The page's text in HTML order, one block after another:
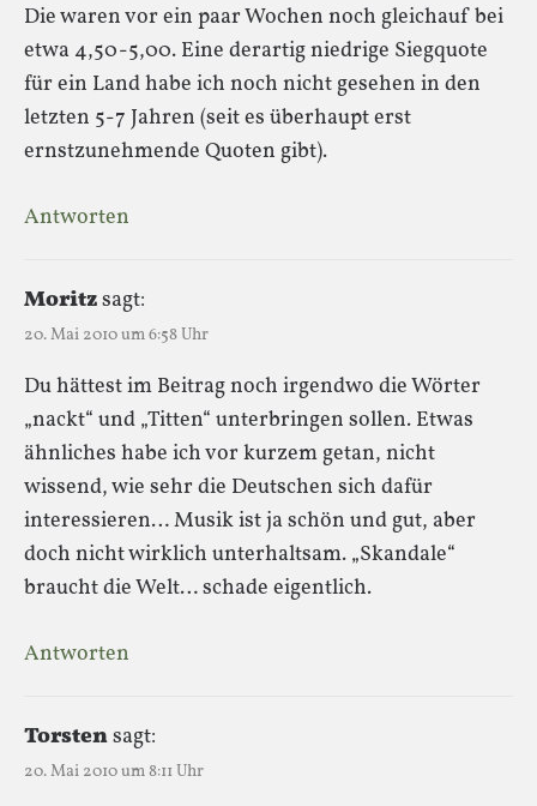
Die waren vor ein paar Wochen noch gleichauf bei
etwa 4,50-5,00. Eine derartig niedrige Siegquote
für ein Land habe ich noch nicht gesehen in den
letzten 5-7 Jahren (seit es überhaupt erst
ernstzunehmende Quoten gibt).
Antworten
Moritzsagt:
20. Mai 2010 um 6:58 Uhr
Du hättest im Beitrag noch irgendwo die Wörter
„nackt“ und „Titten“ unterbringen sollen. Etwas
ähnliches habe ich vor kurzem getan, nicht
wissend, wie sehr die Deutschen sich dafür
interessieren… Musik ist ja schön und gut, aber
doch nicht wirklich unterhaltsam. „Skandale“
braucht die Welt… schade eigentlich.
Antworten
Torstensagt:
20. Mai 2010 um 8:11 Uhr